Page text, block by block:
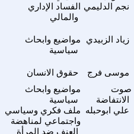
الفساد الإداري
والمالي
نجم الدليمي
مواضيع وابحاث
سياسية
زياد الزبيدي
حقوق الانسان موسى فرج
مواضيع وابحاث
سياسية
صوت
الانتفاضة
ملف فكري وسياسي
واجتماعي لمناهضة
العنف ضد المرأة
علي ابوحبله